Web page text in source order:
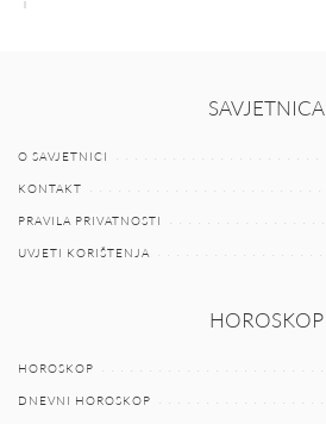
SAVJETNICA
O SAVJETNICI
KONTAKT
PRAVILA PRIVATNOSTI
UVJETI KORIŠTENJA
HOROSKOP
HOROSKOP
DNEVNI HOROSKOP